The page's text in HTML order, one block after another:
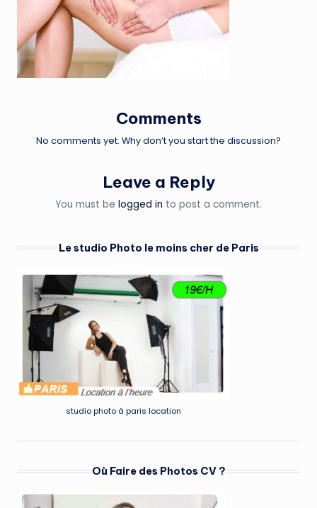
Comments
No comments yet. Why don’t you start the discussion?
Leave a Reply
You must be logged in to post a comment.
Le studio Photo le moins cher de Paris
studio photo à paris location
Où Faire des Photos CV ?